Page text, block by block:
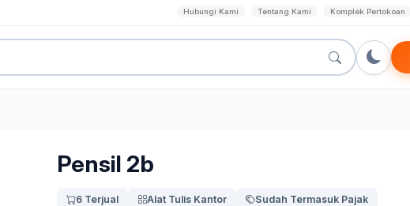
Hubungi Kami Tentang Kami Komplek Pertokoan
Pensil 2b
6 Terjual Alat Tulis Kantor Sudah Termasuk Pajak